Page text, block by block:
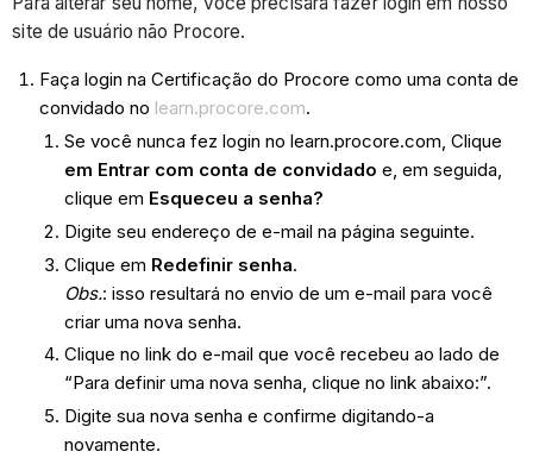
site de usuário não Procore.
Faça login na Certificação do Procore como uma conta de
convidado no learn.procore.com.
Se você nunca fez login no learn.procore.com, Clique
em Entrar com conta de convidado e, em seguida,
clique em Esqueceu a senha?
Digite seu endereço de e-mail na página seguinte.
Clique em Redefinir senha.
Obs.: isso resultará no envio de um e-mail para você
criar uma nova senha.
Clique no link do e-mail que você recebeu ao lado de
“Para definir uma nova senha, clique no link abaixo:”.
Digite sua nova senha e confirme digitando-a
novamente.